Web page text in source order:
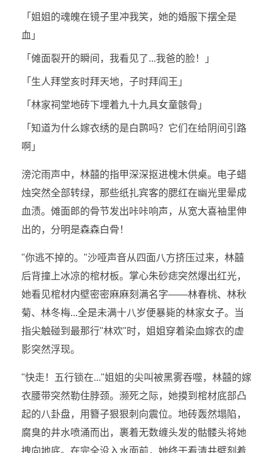
「姐姐的魂魄在镜子里冲我笑，她的婚服下摆全是
血」
「傩面裂开的瞬间，我看见了...我爸的脸！」
「生人拜堂亥时拜天地，子时拜阎王」
「林家祠堂地砖下埋着九十九具女童骸骨」
「知道为什么嫁衣绣的是白鹮吗？它们在给阴间引路
啊」
滂沱雨声中，林囍的指甲深深抠进槐木供桌。电子蜡
烛突然全部转绿，那些纸扎宾客的腮红在幽光里晕成
血渍。傩面郎的骨节发出咔咔响声，从宽大喜袖里伸
出的，分明是森森白骨！
"你逃不掉的。"沙哑声音从四面八方挤压过来，林囍
后背撞上冰凉的棺材板。掌心朱砂痣突然爆出红光，
她看见棺材内壁密密麻麻刻满名字——林春桃、林秋
菊、林冬梅...全是未满十八岁便暴毙的林家女子。当
指尖触碰到最那行"林欢"时，姐姐穿着染血嫁衣的虚
影突然浮现。
"快走！五行锁在..."姐姐的尖叫被黑雾吞噬，林囍的嫁
衣腰带突然勒住脖颈。濒死之际，她摸到棺材底部凸
起的八卦盘，用簪子狠狠刺向震位。地砖轰然塌陷，
腐臭的井水喷涌而出，裹着无数缠头发的骷髅头将她
拽向地底。在完全没入水面前，她终于看清井壁刻着